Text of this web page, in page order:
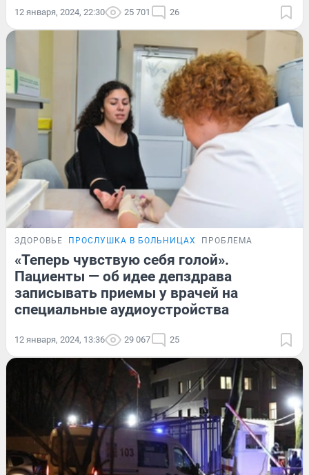
12 января, 2024, 22:30 25 701 26
ЗДОРОВЬЕ ПРОСЛУШКА В БОЛЬНИЦАХ ПРОБЛЕМА
«Теперь чувствую себя голой».
Пациенты — об идее депздрава
записывать приемы у врачей на
специальные аудиоустройства
12 января, 2024, 13:36 29 067 25